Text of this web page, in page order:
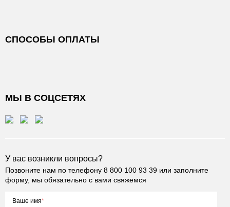
СПОСОБЫ ОПЛАТЫ
МЫ В СОЦСЕТЯХ
У вас возникли вопросы?
Позвоните нам по телефону 8 800 100 93 39 или заполните
форму, мы обязательно с вами свяжемся
Ваше имя